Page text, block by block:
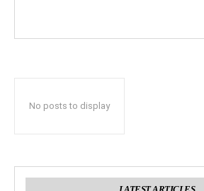
No posts to display